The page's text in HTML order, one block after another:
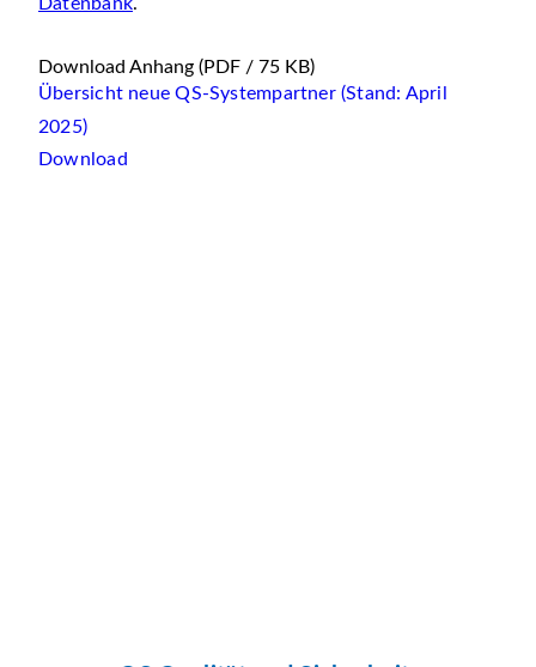
Download Anhang (PDF / 75 KB)
Übersicht neue QS-Systempartner (Stand: April
2025)
Download